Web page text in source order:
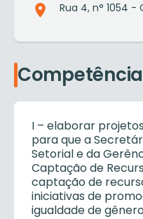
Rua 4, n° 1054 -
I – elaborar
para que a
Setorial e da
Captação de
captação de
iniciativas de
igualdade de